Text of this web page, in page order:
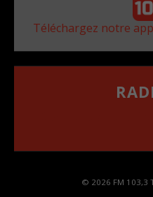
Téléchargez notre
© 2026 FM 103,3